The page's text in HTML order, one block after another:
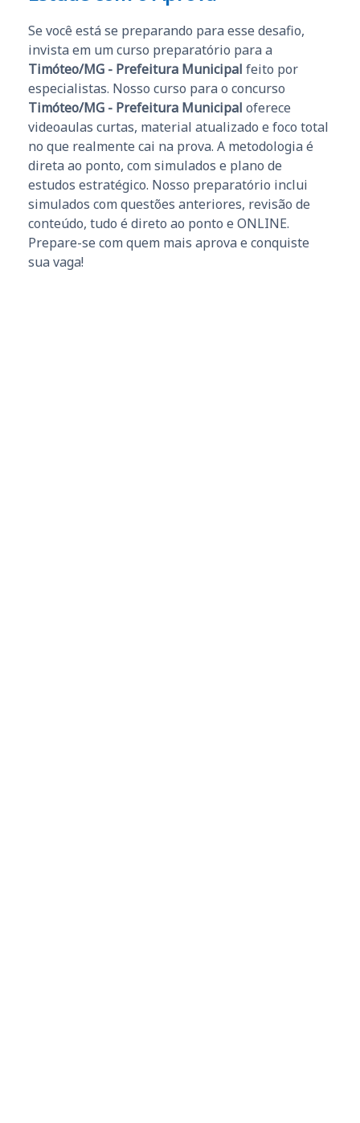
Se você está se preparando para esse desafio,
invista em um curso preparatório para a
Timóteo/MG - Prefeitura Municipal feito por
especialistas. Nosso curso para o concurso
Timóteo/MG - Prefeitura Municipal oferece
videoaulas curtas, material atualizado e foco total
no que realmente cai na prova. A metodologia é
direta ao ponto, com simulados e plano de
estudos estratégico. Nosso preparatório inclui
simulados com questões anteriores, revisão de
conteúdo, tudo é direto ao ponto e ONLINE.
Prepare-se com quem mais aprova e conquiste
sua vaga!